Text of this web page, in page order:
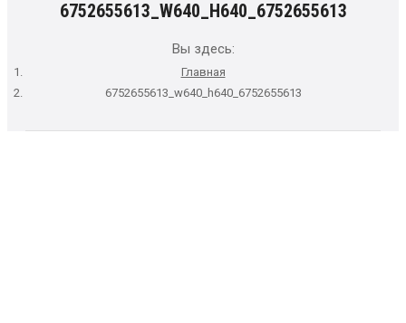
6752655613_W640_H640_6752655613
Вы здесь:
Главная
6752655613_w640_h640_6752655613